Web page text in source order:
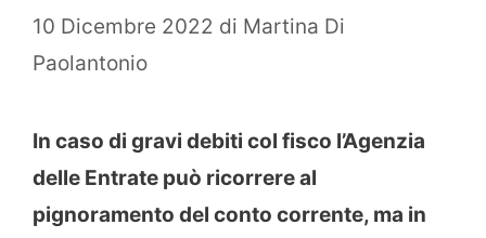
10 Dicembre 2022 di Martina Di
Paolantonio
In caso di gravi debiti col fisco l’Agenzia
delle Entrate può ricorrere al
pignoramento del conto corrente, ma in